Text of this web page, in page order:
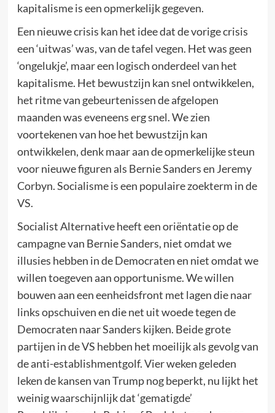
kapitalisme is een opmerkelijk gegeven.
Een nieuwe crisis kan het idee dat de vorige crisis
een ‘uitwas’ was, van de tafel vegen. Het was geen
‘ongelukje’, maar een logisch onderdeel van het
kapitalisme. Het bewustzijn kan snel ontwikkelen,
het ritme van gebeurtenissen de afgelopen
maanden was eveneens erg snel. We zien
voortekenen van hoe het bewustzijn kan
ontwikkelen, denk maar aan de opmerkelijke steun
voor nieuwe figuren als Bernie Sanders en Jeremy
Corbyn. Socialisme is een populaire zoekterm in de
VS.
Socialist Alternative heeft een oriëntatie op de
campagne van Bernie Sanders, niet omdat we
illusies hebben in de Democraten en niet omdat we
willen toegeven aan opportunisme. We willen
bouwen aan een eenheidsfront met lagen die naar
links opschuiven en die net uit woede tegen de
Democraten naar Sanders kijken. Beide grote
partijen in de VS hebben het moeilijk als gevolg van
de anti-establishmentgolf. Vier weken geleden
leken de kansen van Trump nog beperkt, nu lijkt het
weinig waarschijnlijk dat ‘gematigde’